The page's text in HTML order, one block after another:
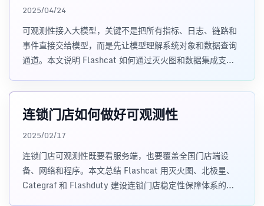
2025/04/24
可观测性接入大模型，关键不是把所有指标、日志、链路和
事件直接交给模型，而是先让模型理解系统对象和数据查询
通道。本文说明 Flashcat 如何通过灭火图和数据集成支撑
连锁门店如何做好可观测性
2025/02/17
连锁门店可观测性既要看服务端，也要覆盖全国门店端设
备、网络和程序。本文总结 Flashcat 用灭火图、北极星、
Categraf 和 Flashduty 建设连锁门店稳定性保障体系的方